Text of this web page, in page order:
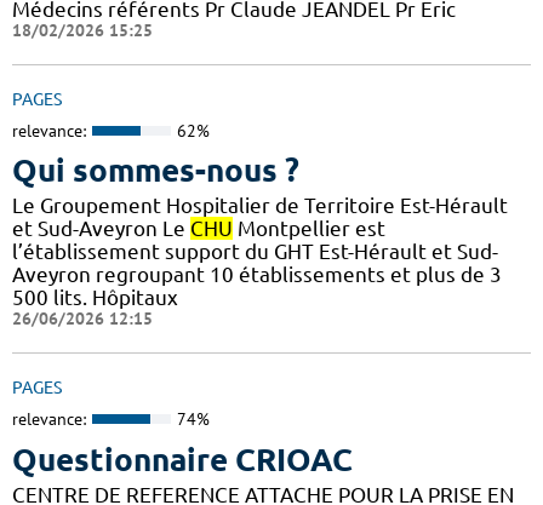
Médecins référents Pr Claude JEANDEL Pr Eric
18/02/2026 15:25
PAGES
relevance: 62%
Qui sommes-nous ?
Le Groupement Hospitalier de Territoire Est-Hérault
et Sud-Aveyron Le CHU Montpellier est
l’établissement support du GHT Est-Hérault et Sud-
Aveyron regroupant 10 établissements et plus de 3
500 lits. Hôpitaux
26/06/2026 12:15
PAGES
relevance: 74%
Questionnaire CRIOAC
CENTRE DE REFERENCE ATTACHE POUR LA PRISE EN